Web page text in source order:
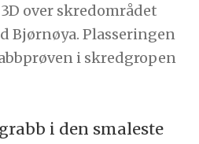
over skredområdet
Bjørnøya. Plasseringen
i skredgropen
i den smaleste